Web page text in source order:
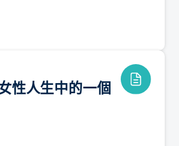
性人生中的一個